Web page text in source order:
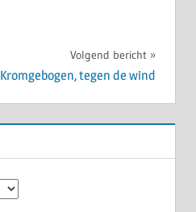
Volgend bericht
Kromgebogen, tegen de wind